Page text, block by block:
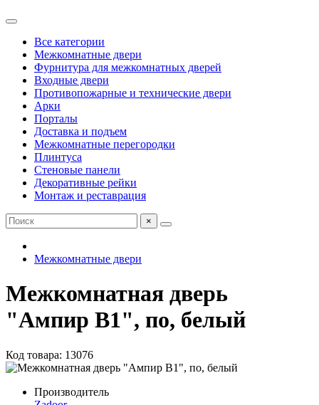
Все категории
Межкомнатные двери
Фурнитура для межкомнатных дверей
Входные двери
Противопожарные и технические двери
Арки
Порталы
Доставка и подъем
Межкомнатные перегородки
Плинтуса
Стеновые панели
Декоративные рейки
Монтаж и реставрация
×
Межкомнатные двери
Межкомнатная дверь
"Ампир В1", по, белый
Код товара: 13076
Производитель